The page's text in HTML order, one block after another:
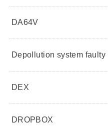
DA64V
Depollution system faulty
DEX
DROPBOX